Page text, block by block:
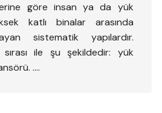
göre insan ya da yük
katlı binalar arasında
sistematik yapılardır.
ile şu şekildedir: yük
….